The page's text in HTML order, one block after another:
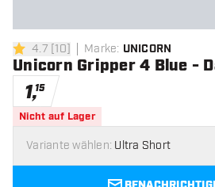
4.7 Bewertungssterne
4.7 [10] Marke: UNICORN
Unicorn Gripper 4 Blue -
1,15
Nicht auf Lager
Variante wählen: Ultra Short